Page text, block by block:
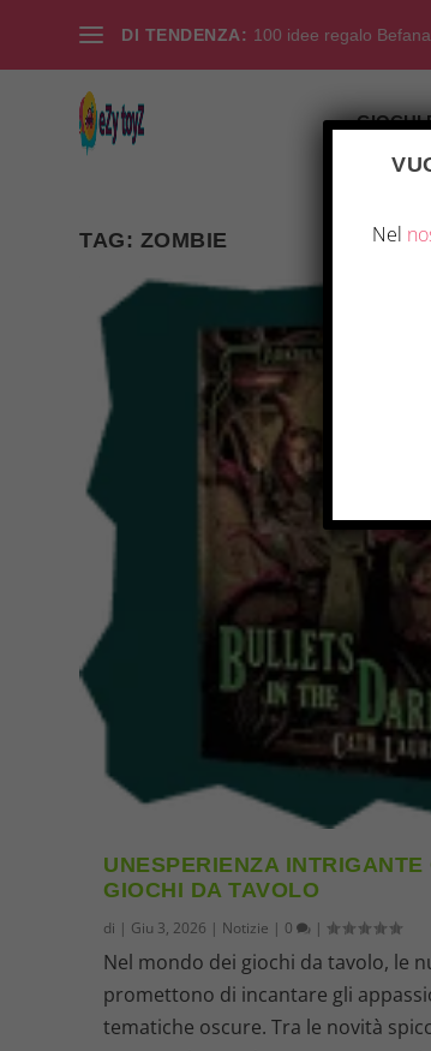
DI TENDENZA: 100 idee regalo
GIOCHI
TAG: ZOMBIE
UNESPERIENZA INTRIGANTE
GIOCHI DA TAVOLO
di | Giu 3, 2026 | Notizie | 0 |
Nel mondo dei giochi da tavolo, le
promettono di incantare gli
tematiche oscure. Tra le novità
Nel